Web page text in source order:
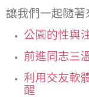
讓我們一起隨著
公園的性與
前進同志三
利用交友軟
醒